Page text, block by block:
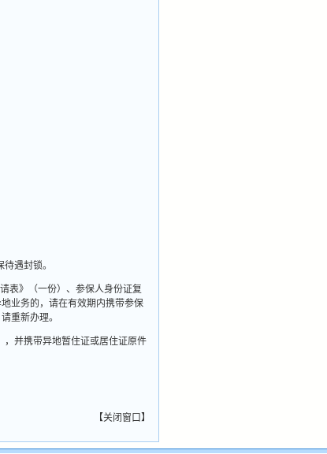
遇封锁。
表》（一份）、参保人身份证复
业务的，请在有效期内携带参保
重新办理。
并携带异地暂住证或居住证原件
【关闭窗口】